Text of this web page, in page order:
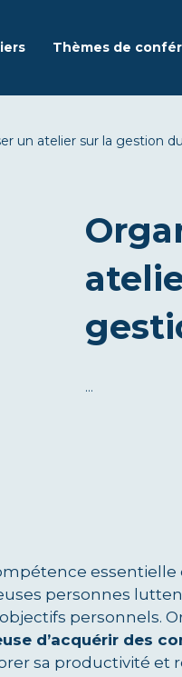
Thèmes de
un atelier sur la gestion
…
personnes
personnels.
d’acquérir des
sa productivité et